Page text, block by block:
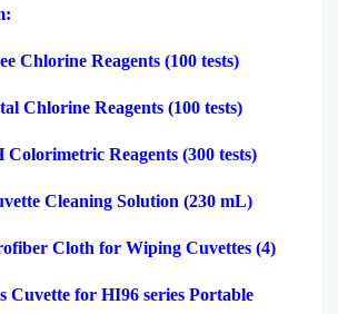
Chlorine Reagents (100 tests)
Chlorine Reagents (100 tests)
Colorimetric Reagents (300 tests)
Cleaning Solution (230 mL)
Cloth for Wiping Cuvettes (4)
Cuvette for HI96 series Portable